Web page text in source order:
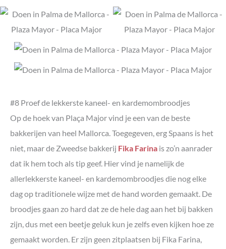
#8 Proef de lekkerste kaneel- en kardemombroodjes
Op de hoek van Plaça Major vind je een van de beste
bakkerijen van heel Mallorca. Toegegeven, erg Spaans is het
niet, maar de Zweedse bakkerij Fika Farina is zo’n aanrader
dat ik hem toch als tip geef. Hier vind je namelijk de
allerlekkerste kaneel- en kardemombroodjes die nog elke
dag op traditionele wijze met de hand worden gemaakt. De
broodjes gaan zo hard dat ze de hele dag aan het bij bakken
zijn, dus met een beetje geluk kun je zelfs even kijken hoe ze
gemaakt worden. Er zijn geen zitplaatsen bij Fika Farina,